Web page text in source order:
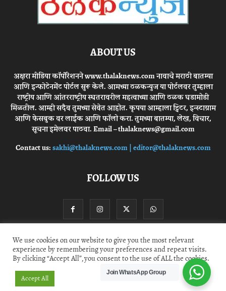
ABOUT US
अक्षरा मीडिया कॉर्पोरेशनने www.thalaknews.com नावाचे मराठी बातम्या
आणि इन्फोटेनमेंट पोर्टल सुरू केले. आमच्या ठळकन्युज या पोर्टलवर तुम्हाला
राष्ट्रीय आणि आंतरराष्ट्रीय स्घतरावरील महत्वाच्या आणि ठळक घडामोडी
मिळतील. आम्ही सदैव तुमच्या सेवेत आहोत. कृपया आम्हाला ट्विटर, इन्स्टाग्राम
आणि फेसबुक वर लाईक आणि फॉलो करा. तुमच्या बातम्या, लेख, विचार,
सूचना इमेलवर पाठवा. Email – thalaknews@gmail.com
Contact us:sakhi@thalaknews.com | editor@thalaknews.com
FOLLOW US
Privacy Policy Contact Us
© thalaknews.com 2024 All Rights Reserved. Akshara Media Corp.
We use cookies on our website to give you the most relevant
experience by remembering your preferences and repeat visits.
By clicking “Accept All”, you consent to the use of ALL the cookies.
Accept All
Join WhatsApp Group